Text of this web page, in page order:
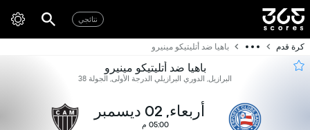
نتائجي
كرة قدم باهيا ضد أتليتيكو مينيرو
باهيا ضد أتليتيكو مينيرو
البرازيل, الدوري البرازيلي الدرجة الأولى, الجولة 38
أربعاء, 02 ديسمبر
05:00 م